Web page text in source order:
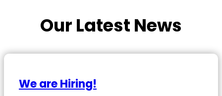
Our Latest News
We are Hiring!